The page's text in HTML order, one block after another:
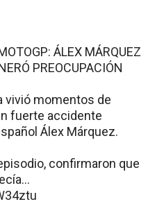
ÁLEX MÁRQUEZ
PREOCUPACIÓN
vivió momentos de
fuerte accidente
Álex Márquez.
confirmaron que